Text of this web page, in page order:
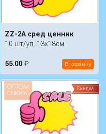
ZZ-2A сред ценник
10 шт/уп, 13х18см
55.00 ₽ В корзину
Скидка